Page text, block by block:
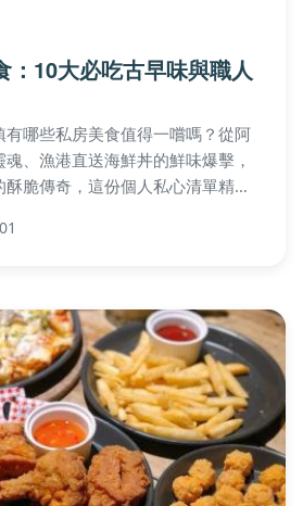
：10大必吃古早味與職人
哪些私房美食值得一嚐嗎？從阿
、漁港直送海鮮丼的鮮味爆擊，
脆傳奇，這份個人私心清單精選
夜暖心慰藉，一次滿足味蕾的終